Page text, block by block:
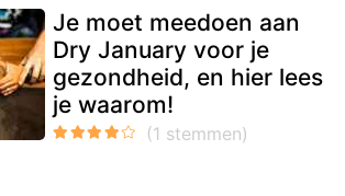
Je moet meedoen aan
Dry January voor je
gezondheid, en hier lees
je waarom!